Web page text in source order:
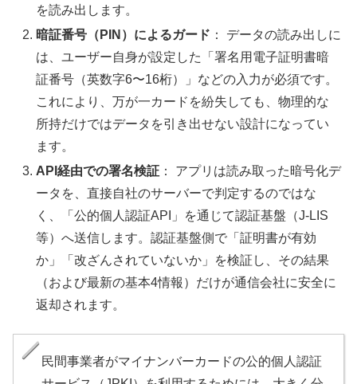
を読み出します。
暗証番号（PIN）によるガード ： データの読み出しに
は、ユーザー自身が設定した「署名用電子証明書暗
証番号（英数字6〜16桁）」などの入力が必須です。
これにより、万が一カードを紛失しても、物理的な
所持だけではデータを引き出せない設計になってい
ます。
API経由での署名検証 ： アプリは読み取った暗号化デ
ータを、直接自社のサーバーで判定するのではな
く、「公的個人認証API」を通じて認証基盤（J-LIS
等）へ送信します。認証基盤側で「証明書が有効
か」「改ざんされていないか」を検証し、その結果
（および最新の基本4情報）だけが通信会社に安全に
返却されます。
民間事業者がマイナンバーカードの公的個人認証